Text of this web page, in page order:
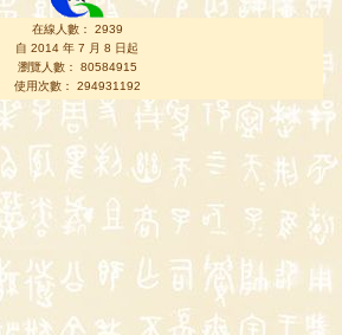
在線人數： 2939
自 2014 年 7 月 8 日起
瀏覽人數： 80584915
使用次數： 294931192